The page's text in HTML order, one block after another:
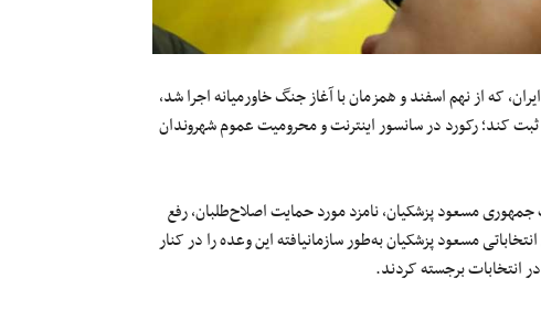
که از نهم اسفند و همزمان با آغاز جنگ خاورمیانه اجرا شد،
کند؛ رکورد در سانسور اینترنت و محرومیت عموم شهروندان
مسعود پزشکیان، نامزد مورد حمایت اصلاح‌طلبان، رفع
مسعود پزشکیان به‌طور سازمانیافته این وعده را در کنار
انتخابات برجسته کردند.